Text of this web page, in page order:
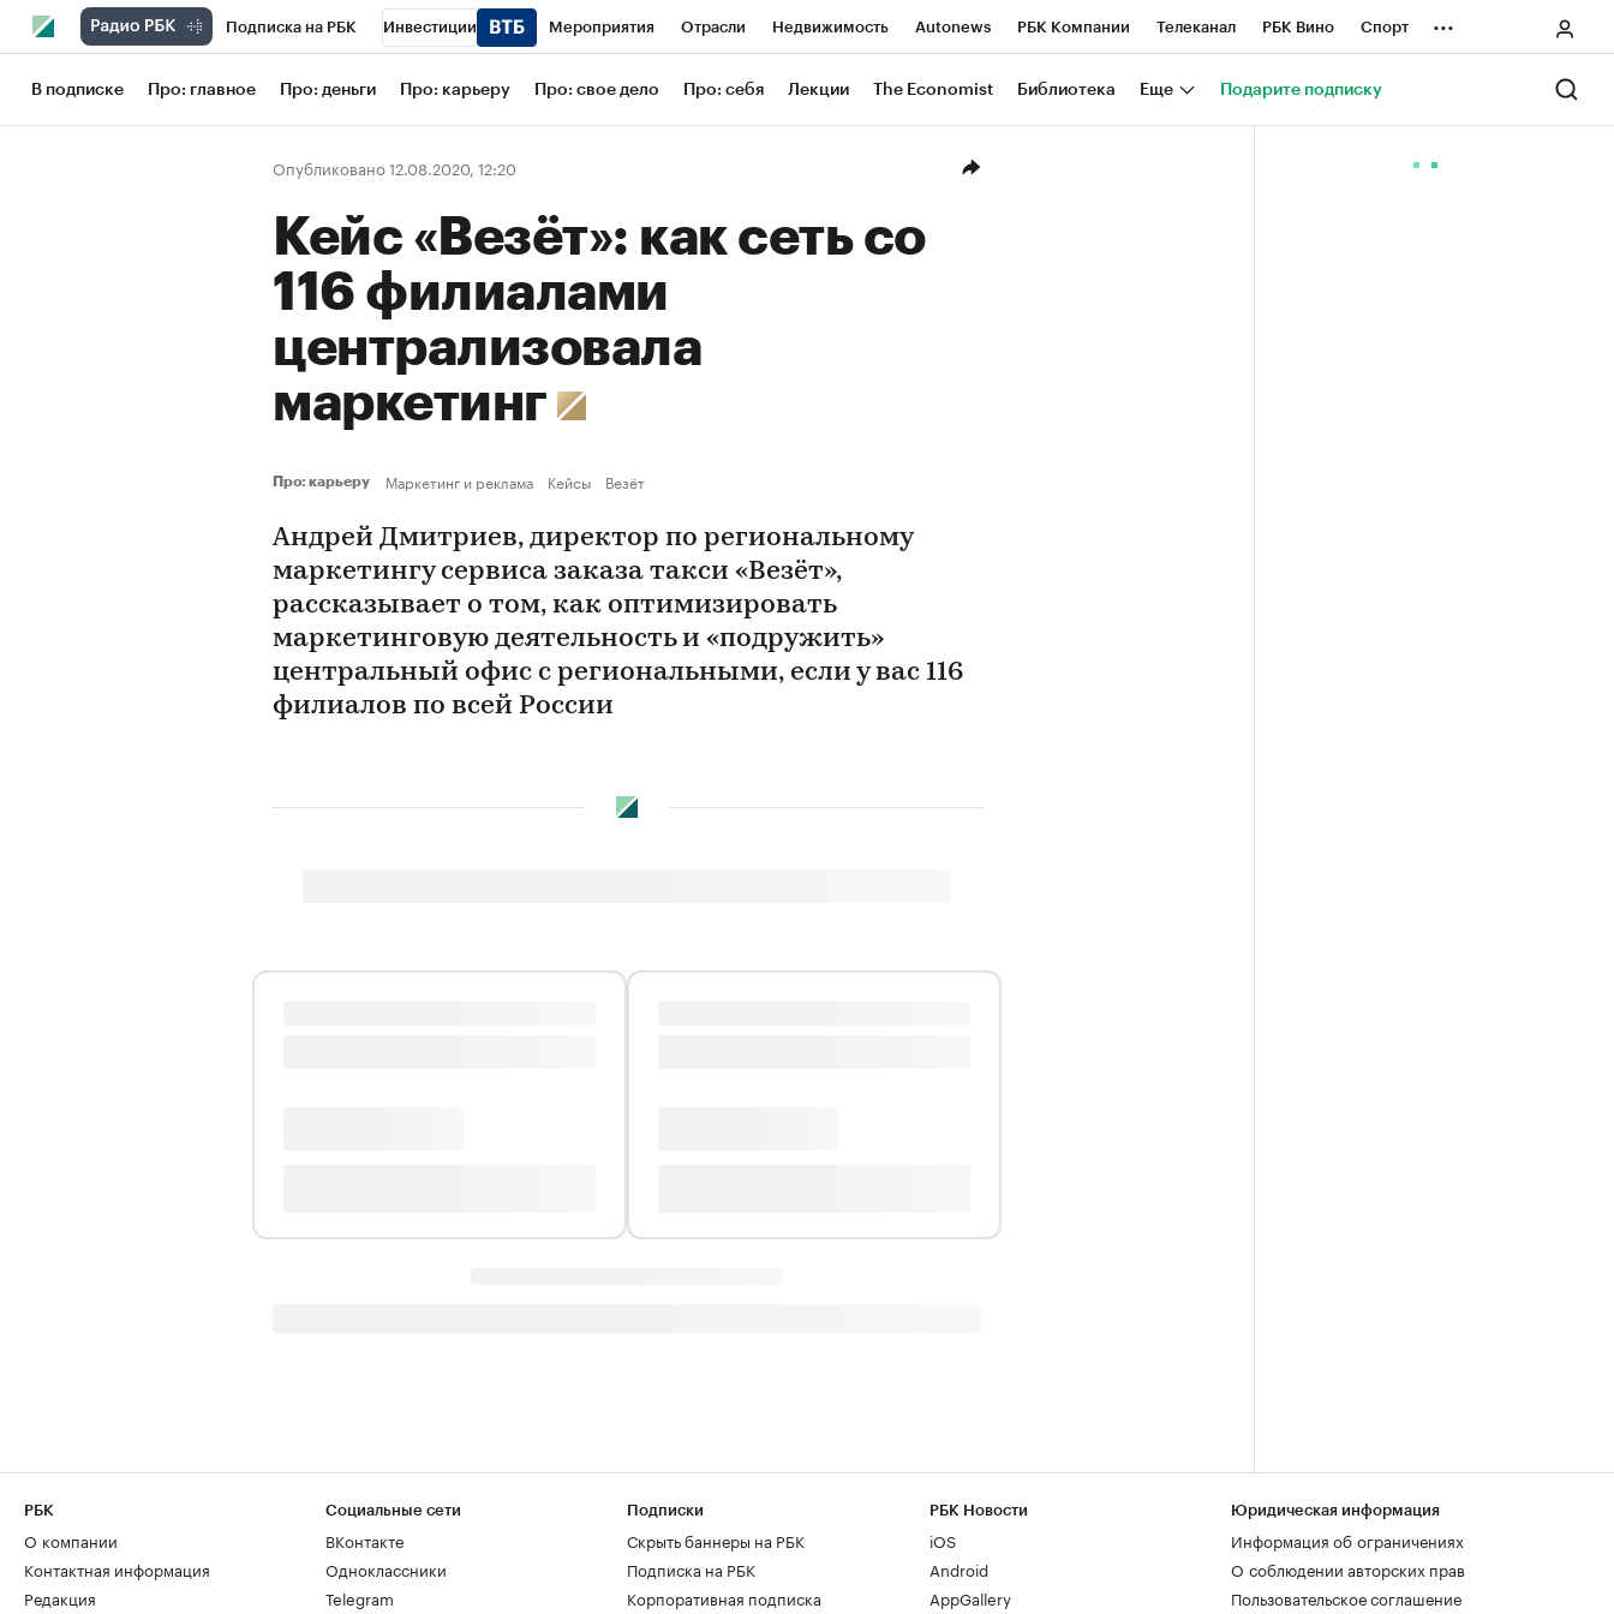
Подписка на РБК Инвестиции Мероприятия Отрасли Недвижимость Autonews РБК Компании Телеканал РБК Вино Спорт
Школа управления РБК РБК Образование РБК Life Тренды Визионеры Национальные проекты Город
Рынок наличной валюты
...
В подписке Про: главное Про: деньги Про: карьеру Про: свое дело Про: себя Лекции The Economist Библиотека Еще Подарите подписку
Опубликовано 12.08.2020, 12:20
Кейс «Везёт»: как сеть со
116 филиалами
централизовала
маркетинг
Про: карьеру Маркетинг и реклама Кейсы Везёт
Андрей Дмитриев, директор по региональному
маркетингу сервиса заказа такси «Везёт»,
рассказывает о том, как оптимизировать
маркетинговую деятельность и «подружить»
центральный офис с региональными, если у вас 116
филиалов по всей России
РБК
О компании
Контактная информация
Редакция
Социальные сети
ВКонтакте
Одноклассники
Telegram
Подписки
Скрыть баннеры на РБК
Подписка на РБК
Корпоративная подписка
РБК Новости
iOS
Android
AppGallery
Юридическая информация
Информация об ограничениях
О соблюдении авторских прав
Пользовательское соглашение